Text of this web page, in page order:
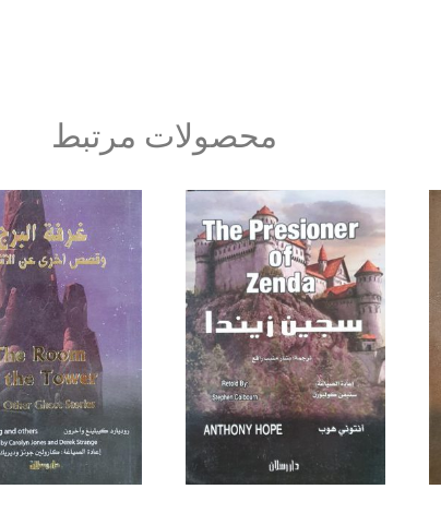
محصولات مرتبط